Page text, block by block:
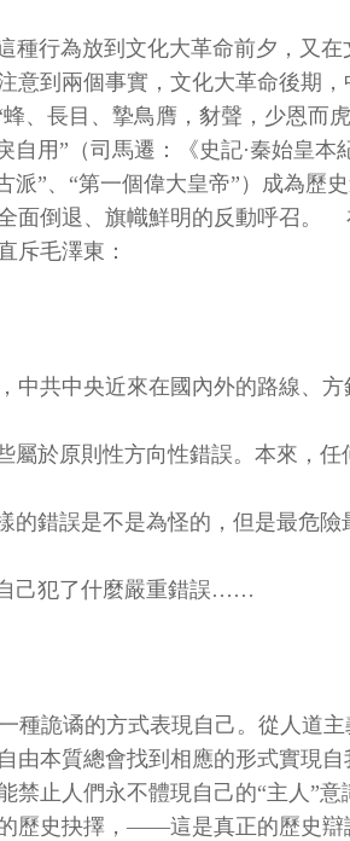
種行為放到文化大革命前夕，又
意到兩個事實，文化大革命後期
蜂、長目、摯鳥膺，豺聲，少恩而
自用”（司馬遷：《史記·秦始皇
派”、“第一個偉大皇帝”）成為歷
面倒退、旗幟鮮明的反動呼召。
斥毛澤東：
中共中央近來在國內外的路線、
於原則性方向性錯誤。本來，任
錯誤是不是為怪的，但是最危險
犯了什麼嚴重錯誤……
種詭谲的方式表現自己。從人道
由本質總會找到相應的形式實現
禁止人們永不體現自己的“主人”
歷史抉擇，——這是真正的歷史